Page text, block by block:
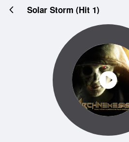
Solar Storm (Hit 1)